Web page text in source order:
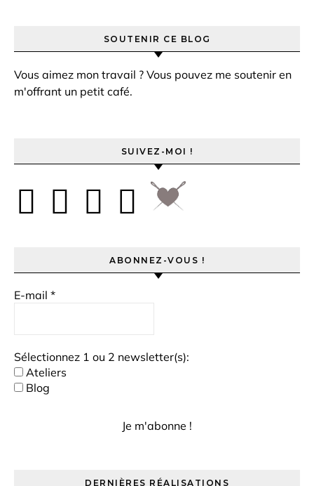
SOUTENIR CE BLOG
Vous aimez mon travail ? Vous pouvez me soutenir en
m'offrant un petit café.
SUIVEZ-MOI !
ABONNEZ-VOUS !
E-mail *
Sélectionnez 1 ou 2 newsletter(s):
Ateliers
Blog
DERNIÈRES RÉALISATIONS